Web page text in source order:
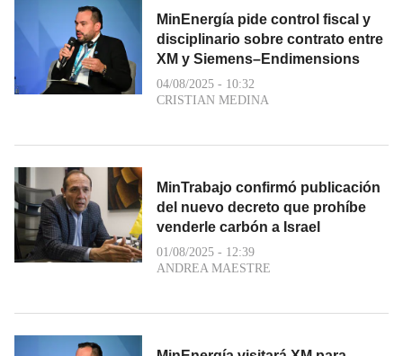
MinEnergía pide control fiscal y
disciplinario sobre contrato entre
XM y Siemens–Endimensions
04/08/2025 - 10:32
CRISTIAN MEDINA
MinTrabajo confirmó publicación
del nuevo decreto que prohíbe
venderle carbón a Israel
01/08/2025 - 12:39
ANDREA MAESTRE